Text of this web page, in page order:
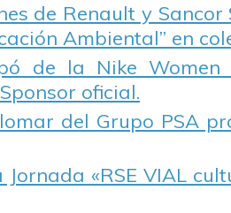
de Renault y
Ambiental” en
de la Nike
oficial.
del Grupo PSA
Jornada «RSE VIAL